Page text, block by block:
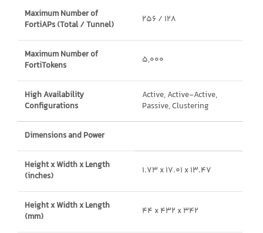
Maximum Number of
FortiAPs (Total / Tunnel)
256 / 128
Maximum Number of
FortiTokens
5,000
High Availability
Configurations
Active, Active-Active,
Passive, Clustering
Dimensions and Power
Height x Width x Length
(inches)
1.73 x 17.01 x 13.47
Height x Width x Length
(mm)
44 x 432 x 342